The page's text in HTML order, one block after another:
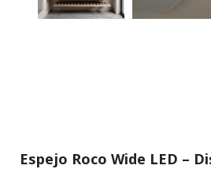
Espejo Roco Wide LED –